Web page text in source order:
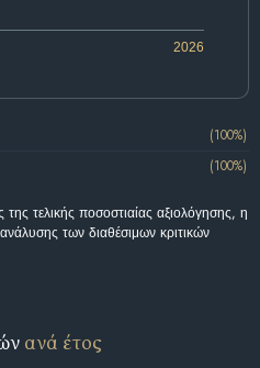
2026
(100%)
(100%)
της τελικής ποσοστιαίας αξιολόγησης, η
των διαθέσιμων κριτικών
ανά έτος